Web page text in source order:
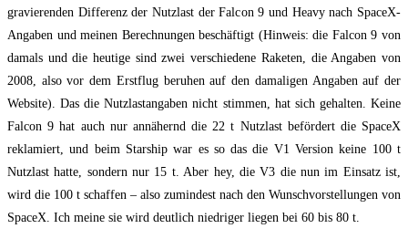
gravierenden Differenz der Nutzlast der Falcon 9 und Heavy nach SpaceX-
Angaben und meinen Berechnungen beschäftigt (Hinweis: die Falcon 9 von
damals und die heutige sind zwei verschiedene Raketen, die Angaben von
2008, also vor dem Erstflug beruhen auf den damaligen Angaben auf der
Website). Das die Nutzlastangaben nicht stimmen, hat sich gehalten. Keine
Falcon 9 hat auch nur annähernd die 22 t Nutzlast befördert die SpaceX
reklamiert, und beim Starship war es so das die V1 Version keine 100 t
Nutzlast hatte, sondern nur 15 t. Aber hey, die V3 die nun im Einsatz ist,
wird die 100 t schaffen – also zumindest nach den Wunschvorstellungen von
SpaceX. Ich meine sie wird deutlich niedriger liegen bei 60 bis 80 t.